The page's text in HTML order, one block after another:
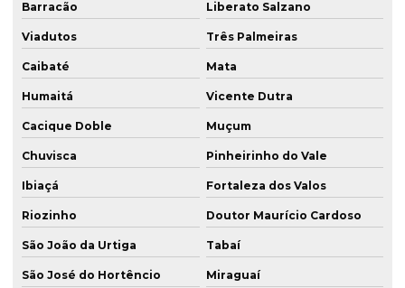
Barracão Liberato Salzano
Viadutos Três Palmeiras
Caibaté Mata
Humaitá Vicente Dutra
Cacique Doble Muçum
Chuvisca Pinheirinho do Vale
Ibiaçá Fortaleza dos Valos
Riozinho Doutor Maurício Cardoso
São João da Urtiga Tabaí
São José do Hortêncio Miraguaí